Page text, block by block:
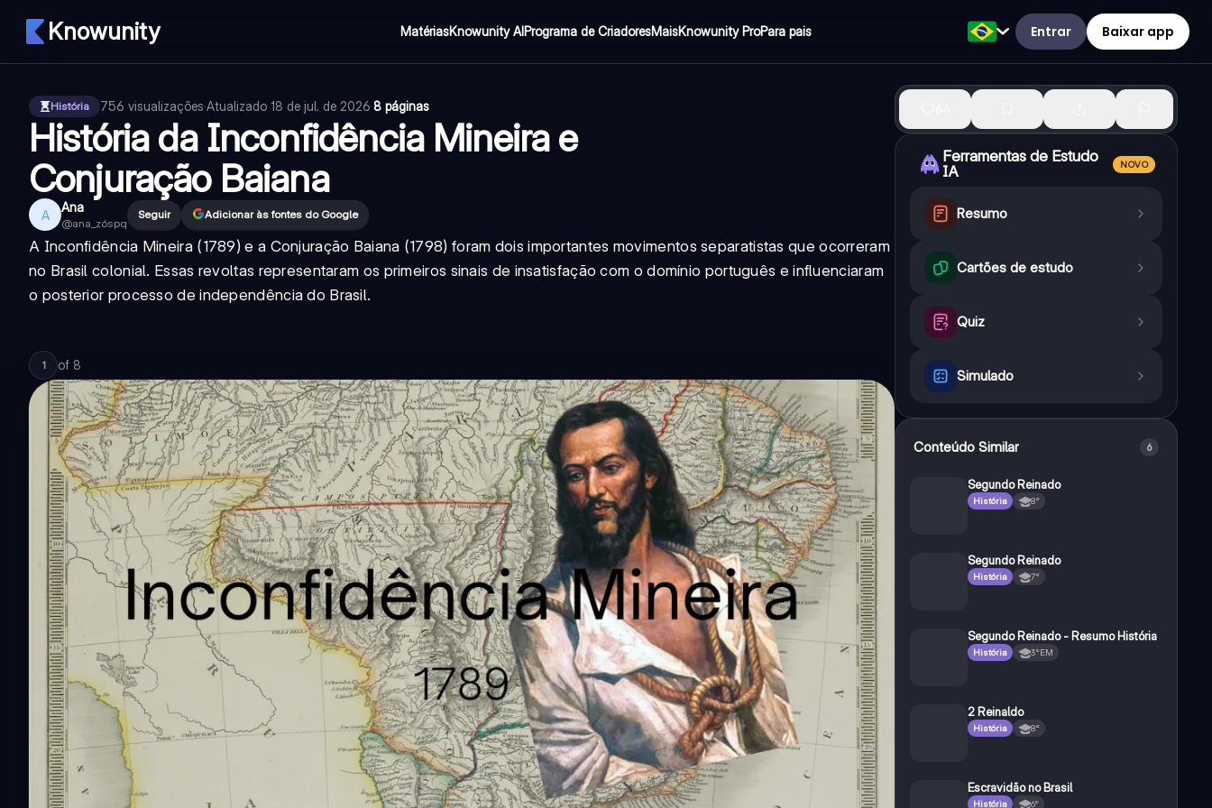
Knowunity MatériasKnowunity AIPrograma de CriadoresMaisKnowunity ProPara pais Entrar Baixar app
História 756 visualizações·Atualizado 18 de jul. de 2026·8 páginas
História da Inconfidência Mineira e
Conjuração Baiana
A Ana
@ana_z6spq
Seguir Adicionar às fontes do Google
A Inconfidência Mineira (1789) e a Conjuração Baiana (1798) foram dois importantes movimentos separatistas que ocorreram
no Brasil colonial. Essas revoltas representaram os primeiros sinais de insatisfação com o domínio português e influenciaram
o posterior processo de independência do Brasil.
1 of 8
Ferramentas de Estudo
IA
NOVO
Resumo
Cartões de estudo
Quiz
Simulado
Conteúdo Similar 6
Segundo Reinado
História 8°
Segundo Reinado
História 7°
Segundo Reinado - Resumo História
História 3°EM
2 Reinaldo
História 8°
Escravidão no Brasil
História 6°